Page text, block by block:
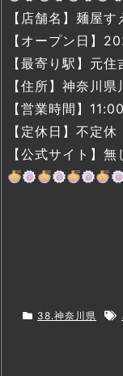
【店舗名】麺屋
【オープン日】
【最寄り駅】元
【住所】神奈川
【営業時間】
【定休日】不定休
【公式サイト】無
38.神奈川県